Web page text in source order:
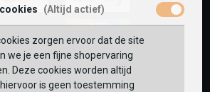
vvv-
giftcard
(Altijd actief)
zorgen ervoor dat de site
we je een fijne shopervaring
Deze cookies worden altijd
is geen toestemming